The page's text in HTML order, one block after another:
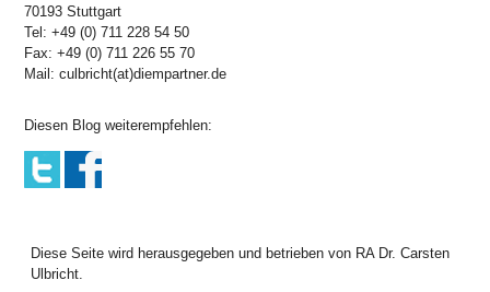
70193 Stuttgart
Tel: +49 (0) 711 228 54 50
Fax: +49 (0) 711 226 55 70
Mail: culbricht(at)diempartner.de
Diesen Blog weiterempfehlen:
Diese Seite wird herausgegeben und betrieben von RA Dr. Carsten
Ulbricht.